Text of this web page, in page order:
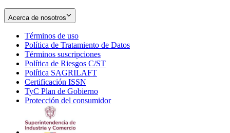
Acerca de nosotros
Términos de uso
in
new
window
Política de Tratamiento de Datos
Términos suscripciones
in
Política de Riesgos C/ST
Política SAGRILAFT
new
window
Certificación ISSN
in
new
TyC Plan de Gobierno
in
Protección del consumidorOpens